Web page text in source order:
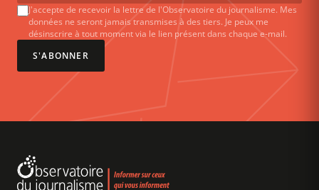
J'accepte de recevoir la lettre de l'Observatoire du journalisme. Mes
données ne seront jamais transmises à des tiers. Je peux me
désinscrire à tout moment via le lien présent dans chaque e-mail.
S'ABONNER